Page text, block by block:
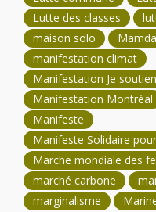
Lutte des classes
maison solo
manifestation climat
Manifestation Je
Manifestation Montréal
Manifeste
Manifeste Solidaire
Marche mondiale des
marché carbone
marginalisme